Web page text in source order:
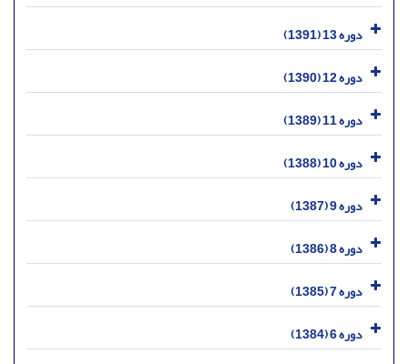
دوره 13 (1391)
دوره 12 (1390)
دوره 11 (1389)
دوره 10 (1388)
دوره 9 (1387)
دوره 8 (1386)
دوره 7 (1385)
دوره 6 (1384)